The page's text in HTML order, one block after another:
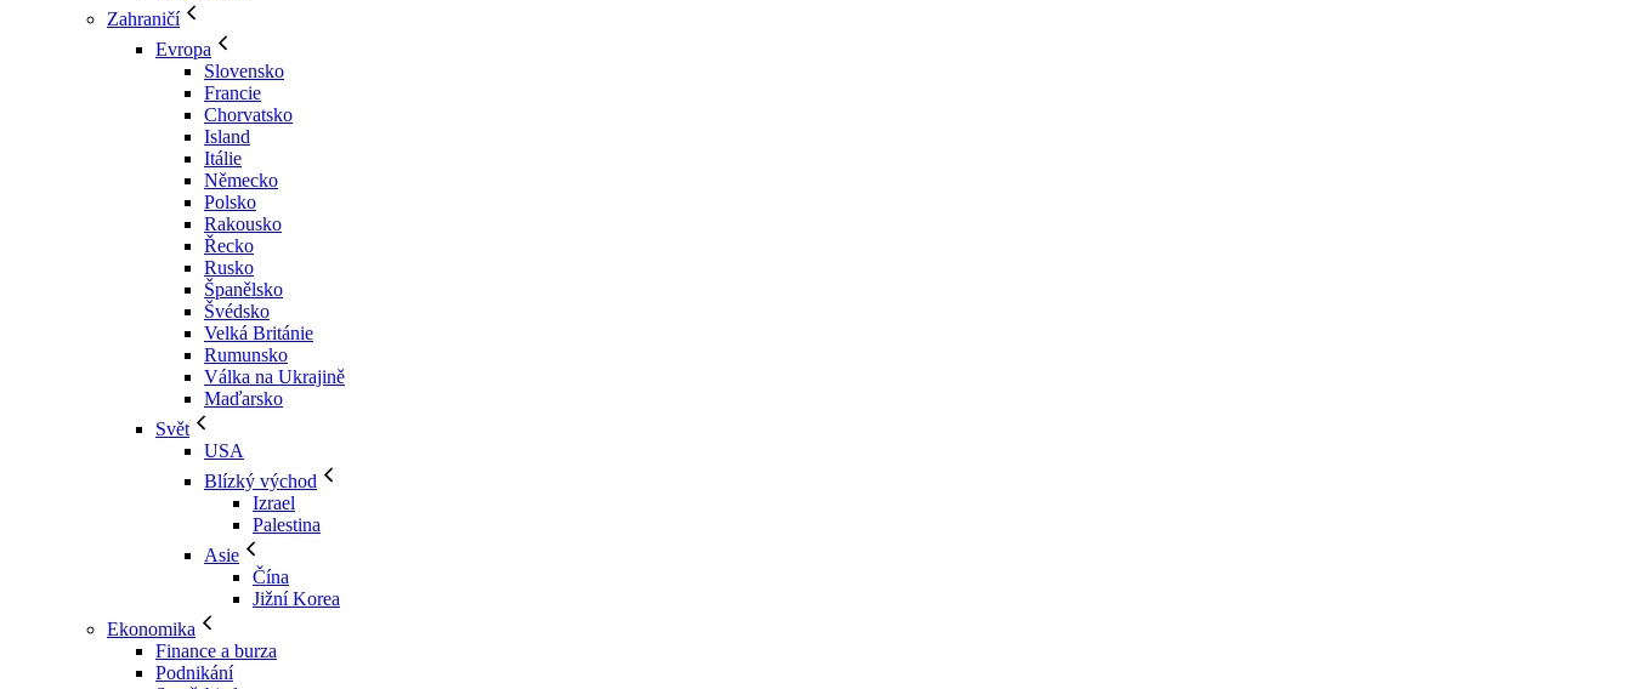
Zahraničí
Evropa
Slovensko
Francie
Chorvatsko
Island
Itálie
Německo
Polsko
Rakousko
Řecko
Rusko
Španělsko
Švédsko
Velká Británie
Rumunsko
Válka na Ukrajině
Maďarsko
Svět
USA
Blízký východ
Izrael
Palestina
Asie
Čína
Jižní Korea
Ekonomika
Finance a burza
Podnikání